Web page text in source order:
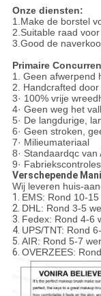
Onze diensten:
1.Make de borstel
2.Suitable raad
3.Good de
Primaire
1. Geen afwerpend
2. Handcrafted
3· 100% vrije
4· Geen weg het
5· De langdurige,
6· Geen stroken,
7· Milieumateriaal
8· Standaardqc van
9·
Verschepende
Wij leveren huis-
1. EMS: Rond 10-
2. DHL: Rond 3-5
3. Fedex: Rond 4-6
4. UPS/TNT: Rond
5. AIR: Rond 5-7
6. OVERZEES: